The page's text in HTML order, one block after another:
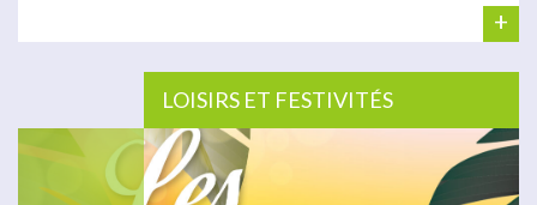
+
LOISIRS ET FESTIVITÉS